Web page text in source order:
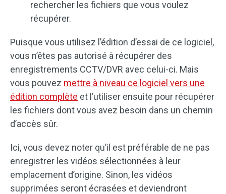
rechercher les fichiers que vous voulez
récupérer.
Puisque vous utilisez l’édition d’essai de ce logiciel,
vous n’êtes pas autorisé à récupérer des
enregistrements CCTV/DVR avec celui-ci. Mais
vous pouvez mettre à niveau ce logiciel vers une
édition complète et l’utiliser ensuite pour récupérer
les fichiers dont vous avez besoin dans un chemin
d’accès sûr.
Ici, vous devez noter qu’il est préférable de ne pas
enregistrer les vidéos sélectionnées à leur
emplacement d’origine. Sinon, les vidéos
supprimées seront écrasées et deviendront